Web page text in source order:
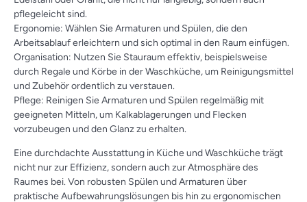
pflegeleicht sind.
Ergonomie: Wählen Sie Armaturen und Spülen, die den
Arbeitsablauf erleichtern und sich optimal in den Raum einfügen.
Organisation: Nutzen Sie Stauraum effektiv, beispielsweise
durch Regale und Körbe in der Waschküche, um Reinigungsmittel
und Zubehör ordentlich zu verstauen.
Pflege: Reinigen Sie Armaturen und Spülen regelmäßig mit
geeigneten Mitteln, um Kalkablagerungen und Flecken
vorzubeugen und den Glanz zu erhalten.
Eine durchdachte Ausstattung in Küche und Waschküche trägt
nicht nur zur Effizienz, sondern auch zur Atmosphäre des
Raumes bei. Von robusten Spülen und Armaturen über
praktische Aufbewahrungslösungen bis hin zu ergonomischen